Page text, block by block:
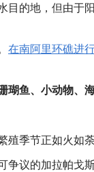
目的地，但由于
在南阿里环礁进
鱼、小动物、
殖季节正如火如荼
争议的加拉帕